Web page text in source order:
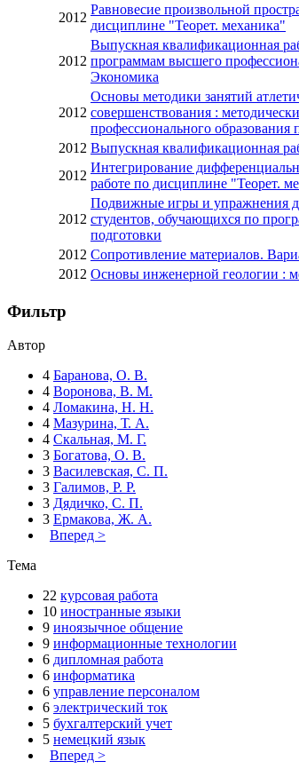
2012
Равновесие произвольной
дисциплине "Теорет. механика"
2012
Выпускная квалификационная
программам высшего
Экономика
2012
Основы методики занятий
совершенствования :
профессионального
2012 Выпускная квалификационная
2012
Интегрирование
работе по дисциплине "Теорет.
2012
Подвижные игры и упражнения
студентов, обучающихся по
подготовки
2012 Сопротивление материалов.
2012 Основы инженерной геологии :
Фильтр
Автор
4 Баранова, О. В.
4 Воронова, В. М.
4 Ломакина, Н. Н.
4 Мазурина, Т. А.
4 Скальная, М. Г.
3 Богатова, О. В.
3 Василевская, С. П.
3 Галимов, Р. Р.
3 Дядичко, С. П.
3 Ермакова, Ж. А.
Вперед >
Тема
22 курсовая работа
10 иностранные языки
9 иноязычное общение
9 информационные технологии
6 дипломная работа
6 информатика
6 управление персоналом
6 электрический ток
5 бухгалтерский учет
5 немецкий язык
Вперед >